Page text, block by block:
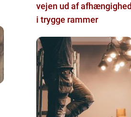
vejen ud af afhængighed
i trygge rammer